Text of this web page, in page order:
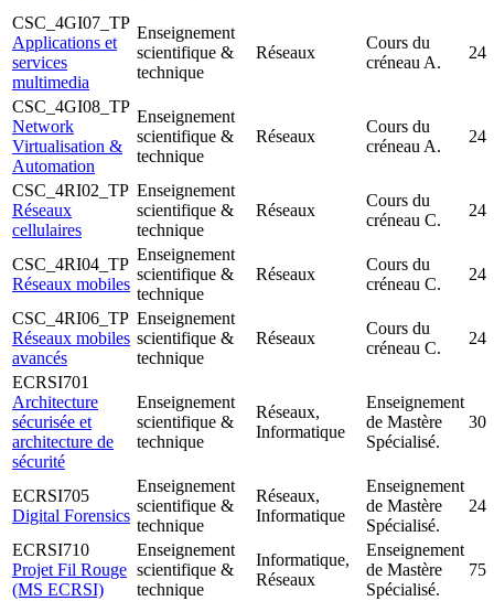
CSC_4GI07_TP
Applications et
services
multimedia
Enseignement
scientifique &
technique
Réseaux
Cours du
créneau A.
24
CSC_4GI08_TP
Network
Virtualisation &
Automation
Enseignement
scientifique &
technique
Réseaux
Cours du
créneau A.
24
CSC_4RI02_TP
Réseaux
cellulaires
Enseignement
scientifique &
technique
Réseaux
Cours du
créneau C.
24
CSC_4RI04_TP
Réseaux mobiles
Enseignement
scientifique &
technique
Réseaux
Cours du
créneau C.
24
CSC_4RI06_TP
Réseaux mobiles
avancés
Enseignement
scientifique &
technique
Réseaux
Cours du
créneau C.
24
ECRSI701
Architecture
sécurisée et
architecture de
sécurité
Enseignement
scientifique &
technique
Réseaux,
Informatique
Enseignement
de Mastère
Spécialisé.
30
ECRSI705
Digital Forensics
Enseignement
scientifique &
technique
Réseaux,
Informatique
Enseignement
de Mastère
Spécialisé.
24
ECRSI710
Projet Fil Rouge
(MS ECRSI)
Enseignement
scientifique &
technique
Informatique,
Réseaux
Enseignement
de Mastère
Spécialisé.
75